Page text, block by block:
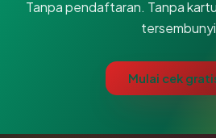
Tanpa pendaftaran. Tanpa
Mulai cek